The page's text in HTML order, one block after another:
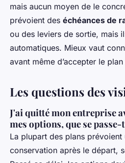
mais aucun moyen de le
prévoient des échéances de
ou des leviers de sortie, mais
automatiques. Mieux vaut
avant même d’accepter le plan
Les questions des
J'ai quitté mon entreprise
mes options, que se
La plupart des plans
conservation après le départ,